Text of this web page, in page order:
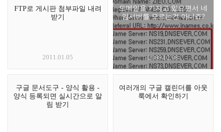
FTP로 게시판 첨부파일 내려
받기
2011.01.05
도메인을 가지고 있으면서 네
임서버를 모르는건 아니죠?
2009.12.08
구글 문서도구 - 양식 활용 -
양식 등록되면 실시간으로 알
림 받기
여러개의 구글 캘린더를 아웃
룩에서 확인하기